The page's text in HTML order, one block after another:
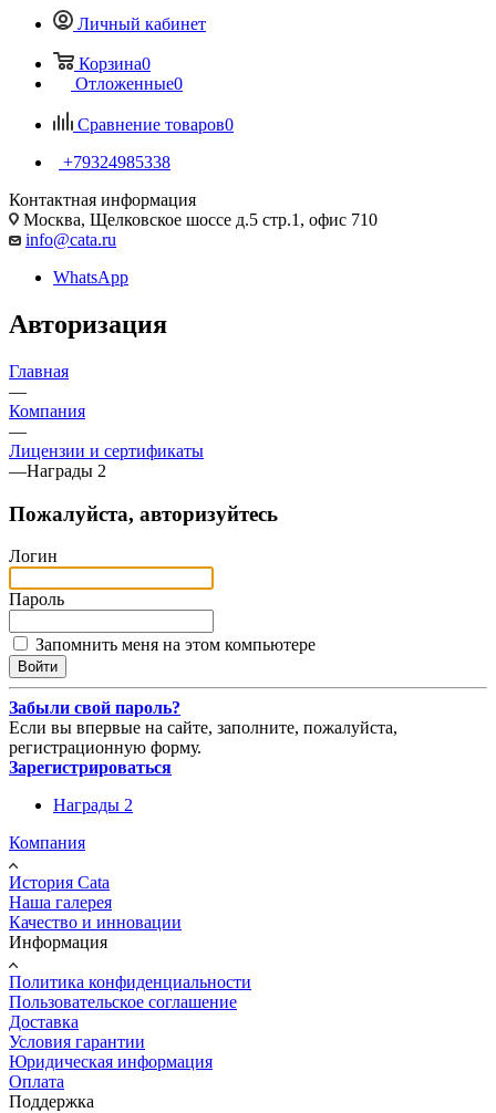
Личный кабинет
Корзина0
Отложенные0
Сравнение товаров0
+79324985338
Контактная информация
Москва, Щелковское шоссе д.5 стр.1, офис 710
info@cata.ru
WhatsApp
Авторизация
Главная
—
Компания
—
Лицензии и сертификаты
—Награды 2
Пожалуйста, авторизуйтесь
Логин
Пароль
Запомнить меня на этом компьютере
Забыли свой пароль?
Если вы впервые на сайте, заполните, пожалуйста,
регистрационную форму.
Зарегистрироваться
Награды 2
Компания
История Cata
Наша галерея
Качество и инновации
Информация
Политика конфиденциальности
Пользовательское соглашение
Доставка
Условия гарантии
Юридическая информация
Оплата
Поддержка